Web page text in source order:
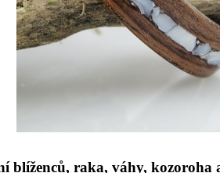
blíženců, raka, váhy,